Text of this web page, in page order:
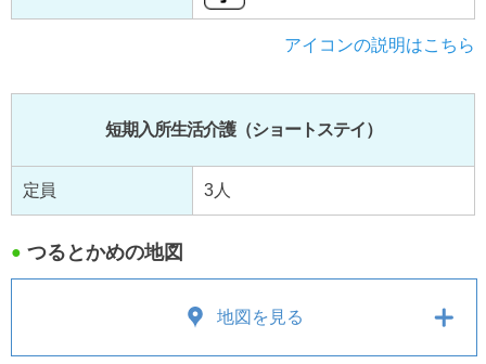
アイコンの説明はこちら
短期入所生活介護（ショートステイ）
定員 3人
● つるとかめの地図
地図を見る